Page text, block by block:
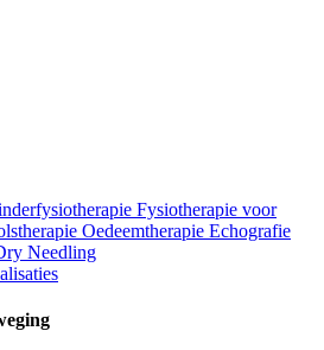
Fysiotherapie voor
Oedeemtherapie Echografie
Needling